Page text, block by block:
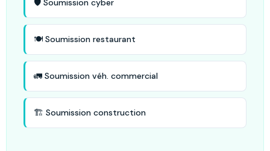
🛡️ Soumission cyber
🍽️ Soumission restaurant
🚛 Soumission véh. commercial
🏗️ Soumission construction